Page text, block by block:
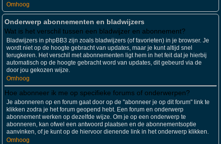
Omhoog
Onderwerp abonnementen en bladwijzers
Wat is het verschil tussen een bladwijzer en abonnement?
Bladwijzers in phpBB3 zijn zoals bladwijzers (of favorieten) in je browser. Je
wordt niet op de hoogte gebracht van updates, maar je kunt altijd snel
terugkeren. Het verschil met abonnementen ligt hem in het feit dat je hierbij
automatisch op de hoogte gebracht word van updates, dit gebeurd via de
door jou gekozen wijze.
Omhoog
Hoe abonneer ik me op specifieke forums of onderwerpen?
Je abonneren op en forum gaat door op de "abonneer je op dit forum" link te
klikken zodra je het forum geopend hebt. Een forum en onderwerp
abonnement werken op dezelfde wijze. Om je op een onderwerp te
abonneren, kan ofwel een antwoord plaatsen en de abonnementsoptie
aanvinken, of je kunt op de hiervoor dienende link in het onderwerp klikken.
Omhoog